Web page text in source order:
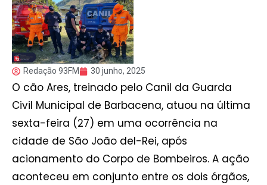
Redação 93FM 30 junho, 2025
O cão Ares, treinado pelo Canil da Guarda
Civil Municipal de Barbacena, atuou na última
sexta-feira (27) em uma ocorrência na
cidade de São João del-Rei, após
acionamento do Corpo de Bombeiros. A ação
aconteceu em conjunto entre os dois órgãos,